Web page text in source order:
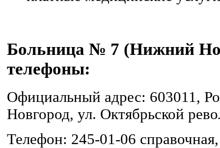
Больница № 7 (Нижний
телефоны:
Официальный адрес: 603011,
Новгород, ул. Октябрьской
Телефон: 245-01-06